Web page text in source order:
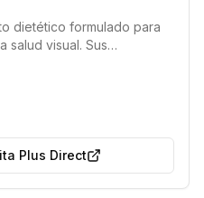
dietético formulado para
salud visual. Sus
retiniana y a la estabilidad
mejorar la circulación
Plus Direct